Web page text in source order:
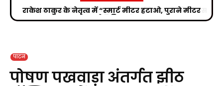
सड़क हादसे के बाद उपचाररत किरण सिंह देव से मिले सांसद
विजय बघेल
पाटन
पोषण पखवाड़ा अंतर्गत झीठ